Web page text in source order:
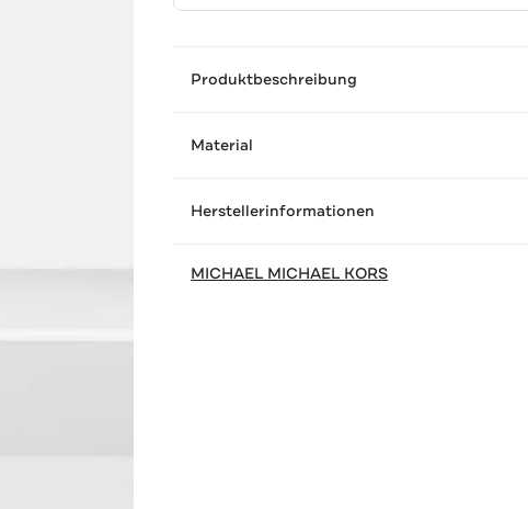
Produktbeschreibung
Material
Herstellerinformationen
MICHAEL MICHAEL KORS